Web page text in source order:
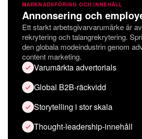
MARKNADSFÖRING OCH INNEHÅLL
Annonsering och
Ett starkt arbetsgivarvarumärke är
rekrytering och talangrekrytering.
den globala modeindustrin genom
content marketing.
Varumärkta advertorials
Global B2B-räckvidd
Storytelling i stor skala
Thought-leadership-innehåll